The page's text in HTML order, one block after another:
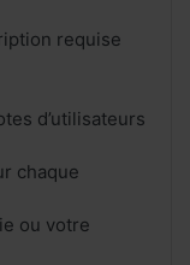
requise
d’utilisateurs
chaque
ou votre